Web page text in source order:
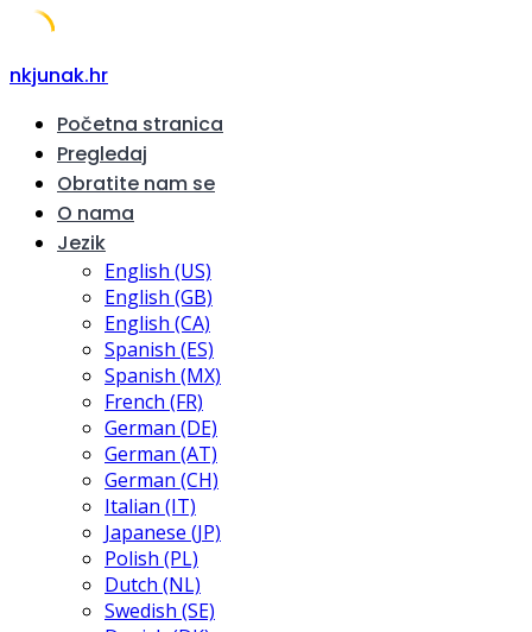
Skip
content
nkjunak.hr
Početna stranica
Pregledaj
Obratite nam se
O nama
Jezik
English (US)
English (GB)
English (CA)
Spanish (ES)
Spanish (MX)
French (FR)
German (DE)
German (AT)
German (CH)
Italian (IT)
Japanese (JP)
Polish (PL)
Dutch (NL)
Swedish (SE)